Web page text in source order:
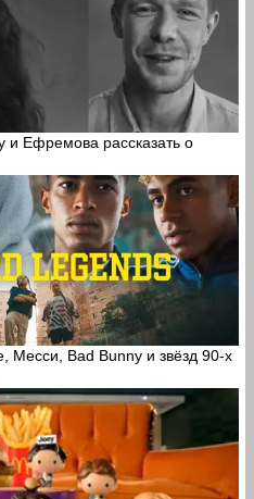
и Ефремова рассказать о
Bad Bunny и звёзд 90-х